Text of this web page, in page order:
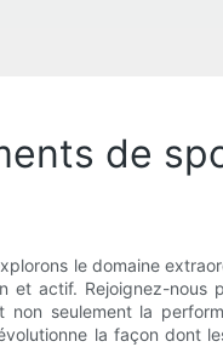
de
le domaine
actif. Rejoignez-nous
seulement la
la façon dont